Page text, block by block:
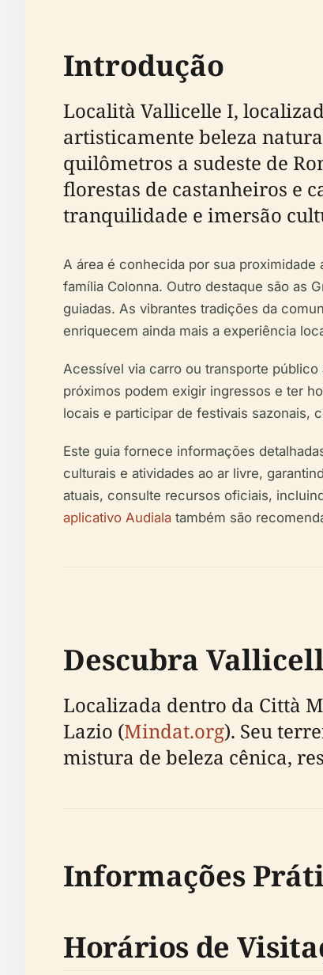
Introdução
Località Vallicelle I,
artisticamente beleza
quilômetros a sudeste de
florestas de castanheiros e
tranquilidade e imersão
A área é conhecida por sua
família Colonna. Outro destaque são as
guiadas. As vibrantes tradições da
enriquecem ainda mais a experiência
Acessível via carro ou transporte
próximos podem exigir ingressos e ter
locais e participar de festivais sazonais,
Este guia fornece informações
culturais e atividades ao ar livre,
atuais, consulte recursos oficiais,
aplicativo Audiala também são
Descubra
Localizada dentro da Città
Lazio (Mindat.org). Seu
mistura de beleza cênica,
Informações
Horários de